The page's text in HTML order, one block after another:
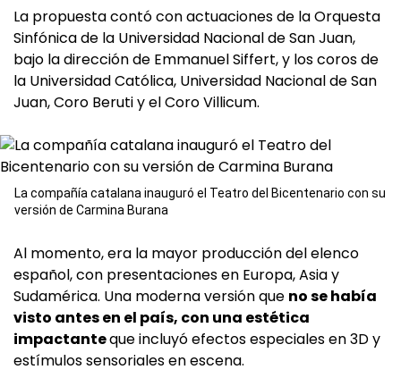
La propuesta contó con actuaciones de la Orquesta
Sinfónica de la Universidad Nacional de San Juan,
bajo la dirección de Emmanuel Siffert, y los coros de
la Universidad Católica, Universidad Nacional de San
Juan, Coro Beruti y el Coro Villicum.
La compañía catalana inauguró el Teatro del Bicentenario con su
versión de Carmina Burana
Al momento, era la mayor producción del elenco
español, con presentaciones en Europa, Asia y
Sudamérica. Una moderna versión que no se había
visto antes en el país, con una estética
impactanteque incluyó efectos especiales en 3D y
estímulos sensoriales en escena.